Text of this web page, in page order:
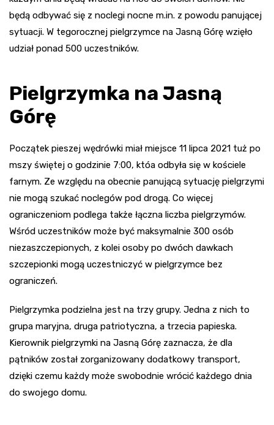
będą odbywać się z noclegi nocne m.in. z powodu panującej
sytuacji. W tegorocznej pielgrzymce na Jasną Górę wzięło
udział ponad 500 uczestników.
Pielgrzymka na Jasną
Górę
Początek pieszej wędrówki miał miejsce 11 lipca 2021 tuż po
mszy świętej o godzinie 7:00, któa odbyła się w kościele
farnym. Ze względu na obecnie panującą sytuację pielgrzymi
nie mogą szukać noclegów pod drogą. Co więcej
ograniczeniom podlega także łączna liczba pielgrzymów.
Wśród uczestników może być maksymalnie 300 osób
niezaszczepionych, z kolei osoby po dwóch dawkach
szczepionki mogą uczestniczyć w pielgrzymce bez
ograniczeń.
Pielgrzymka podzielna jest na trzy grupy. Jedna z nich to
grupa maryjna, druga patriotyczna, a trzecia papieska.
Kierownik pielgrzymki na Jasną Górę zaznacza, że dla
pątników został zorganizowany dodatkowy transport,
dzięki czemu każdy może swobodnie wrócić każdego dnia
do swojego domu.